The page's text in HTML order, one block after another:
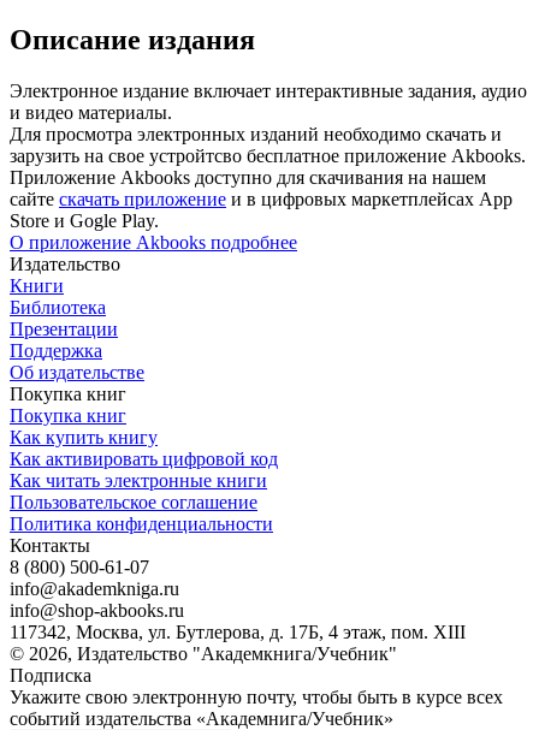
Описание издания
Электронное издание включает интерактивные задания, аудио
и видео материалы.
Для просмотра электронных изданий необходимо скачать и
зарузить на свое устройтсво бесплатное приложение Akbooks.
Приложение Akbooks доступно для скачивания на нашем
сайте скачать приложение и в цифровых маркетплейсах App
Store и Gogle Play.
О приложение Akbooks подробнее
Издательство
Книги
Библиотека
Презентации
Поддержка
Об издательстве
Покупка книг
Покупка книг
Как купить книгу
Как активировать цифровой код
Как читать электронные книги
Пользовательское соглашение
Политика конфиденциальности
Контакты
8 (800) 500-61-07
info@akademkniga.ru
info@shop-akbooks.ru
117342, Москва, ул. Бутлерова, д. 17Б, 4 этаж, пом. XIII
© 2026, Издательство "Академкнига/Учебник"
Подписка
Укажите свою электронную почту, чтобы быть в курсе всех
событий издательства «Академнига/Учебник»